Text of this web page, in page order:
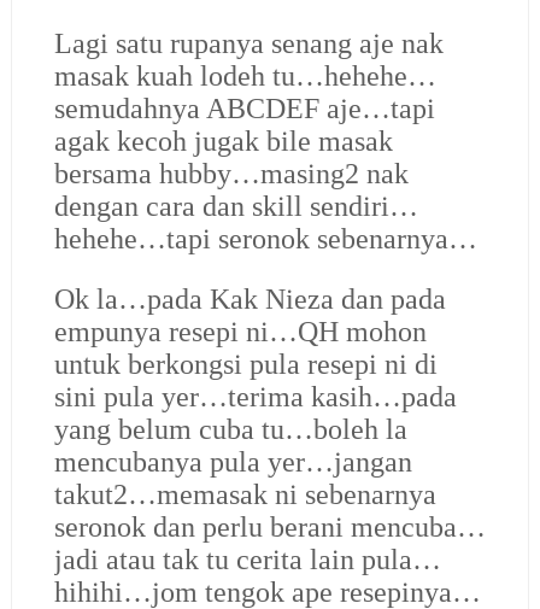
Lagi satu rupanya senang aje nak
masak kuah lodeh tu…hehehe…
semudahnya ABCDEF aje…tapi
agak kecoh jugak bile masak
bersama hubby…masing2 nak
dengan cara dan skill sendiri…
hehehe…tapi seronok sebenarnya…
Ok la…pada Kak Nieza dan pada
empunya resepi ni…QH mohon
untuk berkongsi pula resepi ni di
sini pula yer…terima kasih…pada
yang belum cuba tu…boleh la
mencubanya pula yer…jangan
takut2…memasak ni sebenarnya
seronok dan perlu berani mencuba…
jadi atau tak tu cerita lain pula…
hihihi…jom tengok ape resepinya…